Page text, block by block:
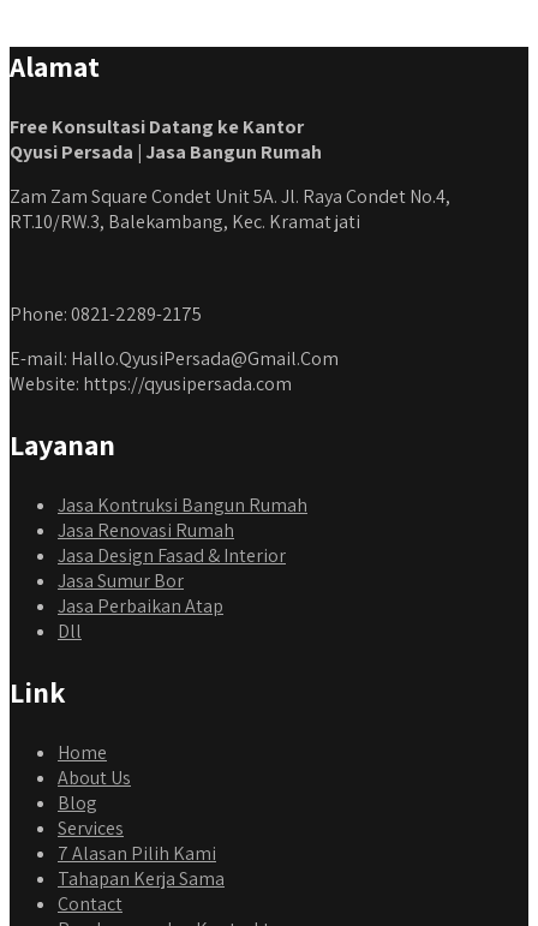
Alamat
Free Konsultasi Datang ke Kantor
Qyusi Persada | Jasa Bangun Rumah
Zam Zam Square Condet Unit 5A. Jl. Raya Condet No.4,
RT.10/RW.3, Balekambang, Kec. Kramat jati
Phone: 0821-2289-2175
E-mail: Hallo.QyusiPersada@Gmail.Com
Website: https://qyusipersada.com
Layanan
Jasa Kontruksi Bangun Rumah
Jasa Renovasi Rumah
Jasa Design Fasad & Interior
Jasa Sumur Bor
Jasa Perbaikan Atap
Dll
Link
Home
About Us
Blog
Services
7 Alasan Pilih Kami
Tahapan Kerja Sama
Contact